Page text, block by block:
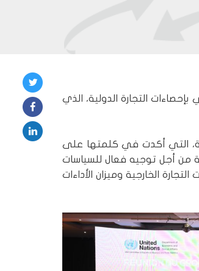
المعني بإحصاءات التجارة الدولية، الذي
التي أكدت في كلمتها على
من أجل توجيه فعال للسياسات
الخارجية وميزان الأداءات